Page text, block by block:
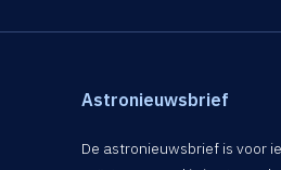
Astronieuwsbrief
De astronieuwsbrief is voor